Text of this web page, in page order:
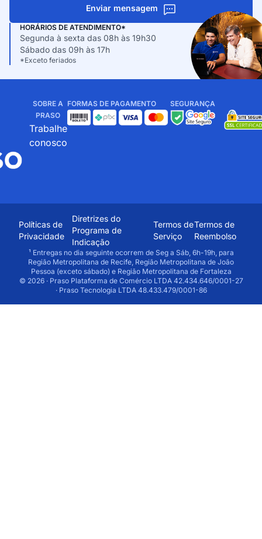
Enviar mensagem
HORÁRIOS DE ATENDIMENTO*
Segunda à sexta das 08h às 19h30
Sábado das 09h às 17h
*Exceto feriados
SOBRE A
PRASO
Trabalhe
conosco
FORMAS DE PAGAMENTO SEGURANÇA
Políticas de
Privacidade
Diretrizes do
Programa de
Indicação
Termos de
Serviço
Termos de
Reembolso
¹ Entregas no dia seguinte ocorrem de Seg a Sáb, 6h-19h, para
Região Metropolitana de Recife, Região Metropolitana de João
Pessoa (exceto sábado) e Região Metropolitana de Fortaleza
© 2026 · Praso Plataforma de Comércio LTDA 42.434.646/0001-27
· Praso Tecnologia LTDA 48.433.479/0001-86